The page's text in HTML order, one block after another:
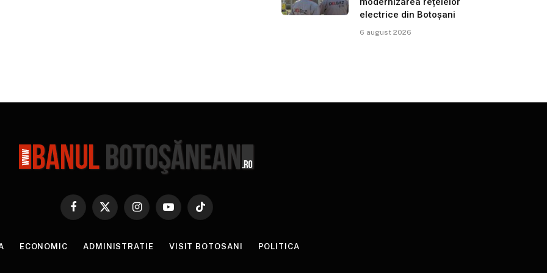
electrice din Botoșani
6 august 2026
Facebook
X
InstagramYouTubeTikTok
ECONOMIC ADMINISTRATIE VISIT BOTOSANI POLITICA